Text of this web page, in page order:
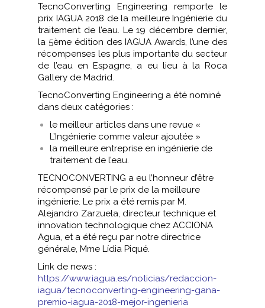
TecnoConverting Engineering remporte le
prix IAGUA 2018 de la meilleure Ingénierie du
traitement de l’eau. Le 19 décembre dernier,
la 5ème édition des IAGUA Awards, l’une des
récompenses les plus importante du secteur
de l’eau en Espagne, a eu lieu à la Roca
Gallery de Madrid.
TecnoConverting Engineering a été nominé
dans deux catégories :
le meilleur articles dans une revue «
L’Ingénierie comme valeur ajoutée »
la meilleure entreprise en ingénierie de
traitement de l’eau.
TECNOCONVERTING a eu l’honneur d’être
récompensé par le prix de la meilleure
ingénierie. Le prix a été remis par M.
Alejandro Zarzuela, directeur technique et
innovation technologique chez ACCIONA
Agua, et a été reçu par notre directrice
générale, Mme Lídia Piqué.
Link de news :
https://www.iagua.es/noticias/redaccion-
iagua/tecnoconverting-engineering-gana-
premio-iagua-2018-mejor-ingenieria